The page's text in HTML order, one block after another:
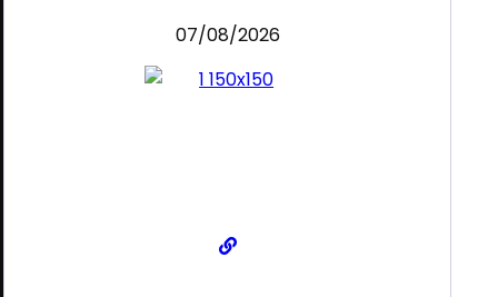
07/08/2026